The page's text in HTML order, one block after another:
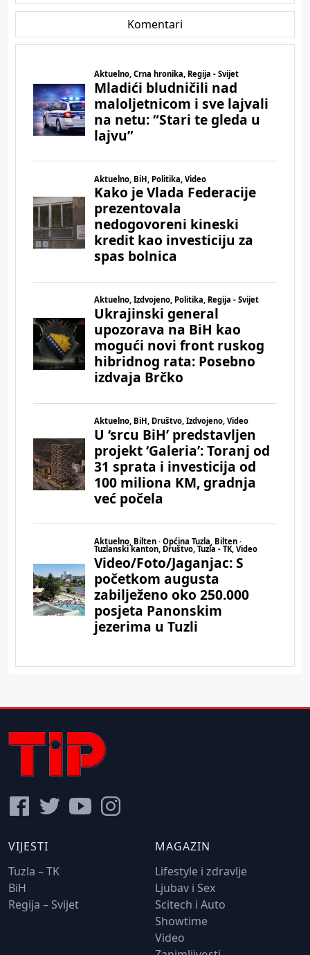
Komentari
VIJESTI
Tuzla – TK
BiH
Regija – Svijet
MAGAZIN
Lifestyle i zdravlje
Ljubav i Sex
Scitech i Auto
Showtime
Video